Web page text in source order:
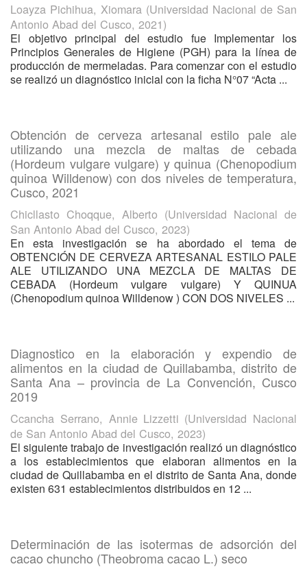
Loayza Pichihua, Xiomara (Universidad Nacional de San
Antonio Abad del Cusco, 2021)
El objetivo principal del estudio fue Implementar los
Principios Generales de Higiene (PGH) para la línea de
producción de mermeladas. Para comenzar con el estudio
se realizó un diagnóstico inicial con la ficha N°07 “Acta ...
Obtención de cerveza artesanal estilo pale ale
utilizando una mezcla de maltas de cebada
(Hordeum vulgare vulgare) y quinua (Chenopodium
quinoa Willdenow) con dos niveles de temperatura,
Cusco, 2021
Chicllasto Choqque, Alberto (Universidad Nacional de
San Antonio Abad del Cusco, 2023)
En esta investigación se ha abordado el tema de
OBTENCIÓN DE CERVEZA ARTESANAL ESTILO PALE
ALE UTILIZANDO UNA MEZCLA DE MALTAS DE
CEBADA (Hordeum vulgare vulgare) Y QUINUA
(Chenopodium quinoa Willdenow ) CON DOS NIVELES ...
Diagnostico en la elaboración y expendio de
alimentos en la ciudad de Quillabamba, distrito de
Santa Ana – provincia de La Convención, Cusco
2019
Ccancha Serrano, Annie Lizzetti (Universidad Nacional
de San Antonio Abad del Cusco, 2023)
El siguiente trabajo de investigación realizó un diagnóstico
a los establecimientos que elaboran alimentos en la
ciudad de Quillabamba en el distrito de Santa Ana, donde
existen 631 establecimientos distribuidos en 12 ...
Determinación de las isotermas de adsorción del
cacao chuncho (Theobroma cacao L.) seco